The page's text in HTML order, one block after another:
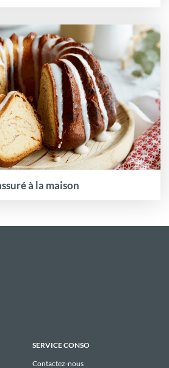
à la maison
SERVICE CONSO
Contactez-nous